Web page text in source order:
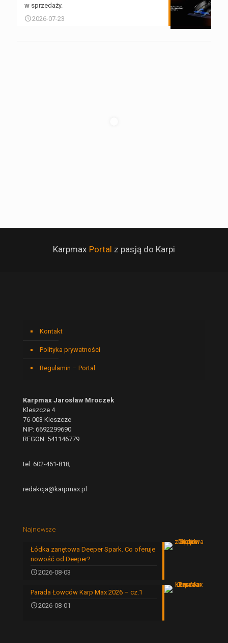
w sprzedaży.
2026-07-23
Karpmax Portal z pasją do Karpi
Kontakt
Polityka prywatności
Regulamin – Portal
Karpmax Jarosław Mroczek
Kleszcze 4
76-003 Kleszcze
NIP: 6692299690
REGON: 541146779
tel. 602-461-818;
redakcja@karpmax.pl
Najnowsze
Łódka zanętowa Deeper Spark. Co oferuje
nowość od Deeper?
2026-08-03
Parada Łowców Karp Max 2026 – cz.1
2026-08-01